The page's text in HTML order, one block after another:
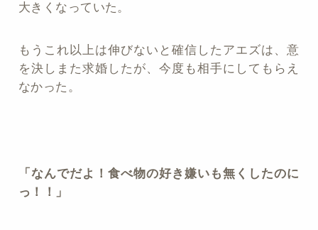
大きくなっていた。
もうこれ以上は伸びないと確信したアエズは、意
を決しまた求婚したが、今度も相手にしてもらえ
なかった。
「なんでだよ！食べ物の好き嫌いも無くしたのに
っ！！」